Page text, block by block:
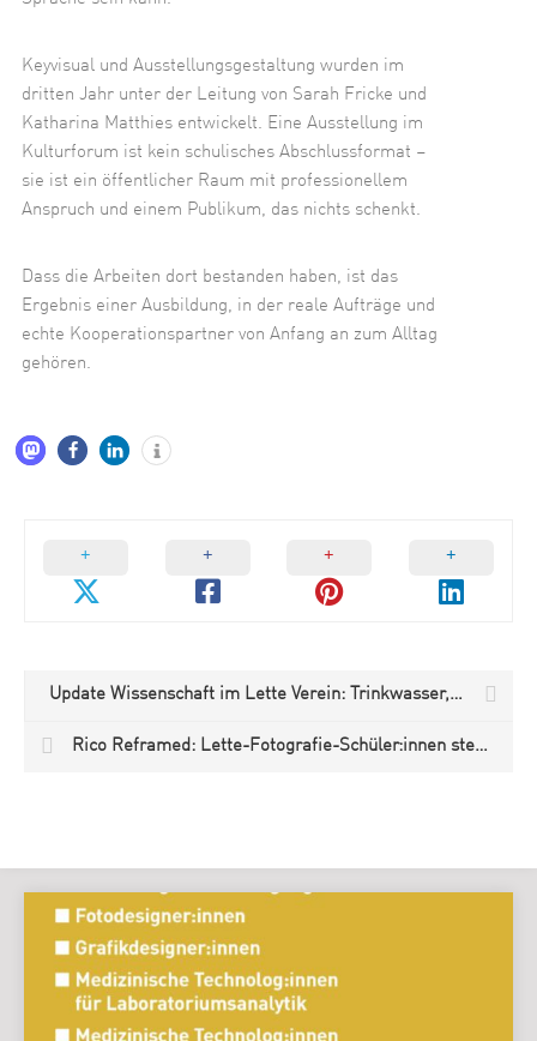
Keyvisual und Ausstellungsgestaltung wurden im
dritten Jahr unter der Leitung von Sarah Fricke und
Katharina Matthies entwickelt. Eine Ausstellung im
Kulturforum ist kein schulisches Abschlussformat –
sie ist ein öffentlicher Raum mit professionellem
Anspruch und einem Publikum, das nichts schenkt.
Dass die Arbeiten dort bestanden haben, ist das
Ergebnis einer Ausbildung, in der reale Aufträge und
echte Kooperationspartner von Anfang an zum Alltag
gehören.
Update Wissenschaft im Lette Verein: Trinkwasser, Wasserqualität und Praxisnähe in der Chemie-Biologie
Rico Reframed: Lette-Fotografie-Schüler:innen stellen im Museum für Fotografie Berlin aus